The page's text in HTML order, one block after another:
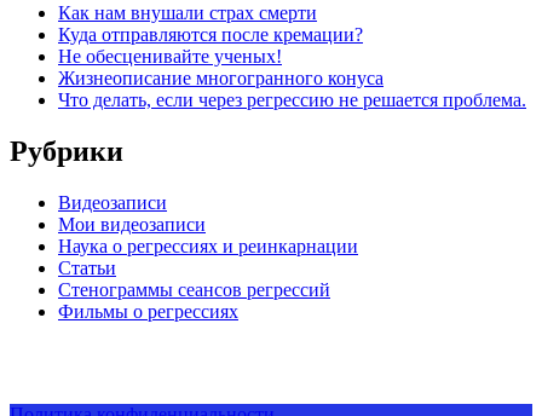
Как нам внушали страх смерти
Куда отправляются после кремации?
Не обесценивайте ученых!
Жизнеописание многогранного конуса
Что делать, если через регрессию не решается проблема.
Рубрики
Видеозаписи
Мои видеозаписи
Наука о регрессиях и реинкарнации
Статьи
Стенограммы сеансов регрессий
Фильмы о регрессиях